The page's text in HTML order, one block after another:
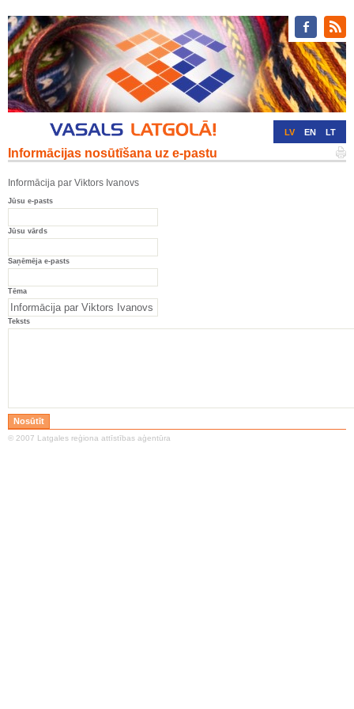
LV EN LT
Informācijas nosūtīšana uz e-pastu
Informācija par Viktors Ivanovs
Jūsu e-pasts
Jūsu vārds
Saņēmēja e-pasts
Tēma
Teksts
© 2007 Latgales reģiona attīstības aģentūra